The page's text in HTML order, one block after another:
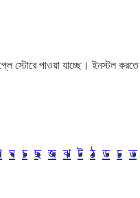
স্টোরে পাওয়া যাচ্ছে। ইনস্টল করতে
ঘ চ ছ জ ঝ ট ঠ ড ঢ ত